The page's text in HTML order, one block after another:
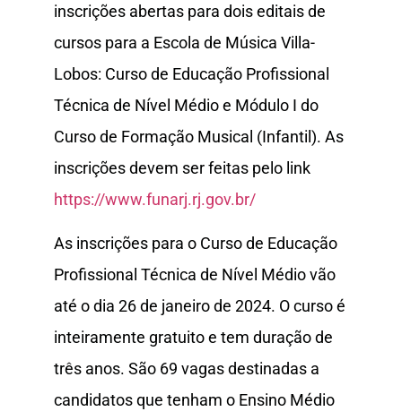
inscrições abertas para dois editais de
cursos para a Escola de Música Villa-
Lobos: Curso de Educação Profissional
Técnica de Nível Médio e Módulo I do
Curso de Formação Musical (Infantil). As
inscrições devem ser feitas pelo link
https://www.funarj.rj.gov.br/
As inscrições para o Curso de Educação
Profissional Técnica de Nível Médio vão
até o dia 26 de janeiro de 2024. O curso é
inteiramente gratuito e tem duração de
três anos. São 69 vagas destinadas a
candidatos que tenham o Ensino Médio